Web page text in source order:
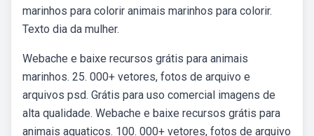
marinhos para colorir animais marinhos para colorir.
Texto dia da mulher.
Webache e baixe recursos grátis para animais
marinhos. 25. 000+ vetores, fotos de arquivo e
arquivos psd. Grátis para uso comercial imagens de
alta qualidade. Webache e baixe recursos grátis para
animais aquaticos. 100. 000+ vetores, fotos de arquivo